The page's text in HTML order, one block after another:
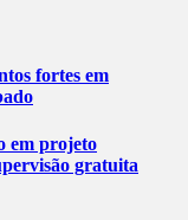
fortes em
em projeto
gratuita